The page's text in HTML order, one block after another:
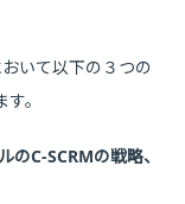
いて以下の３つの
。
のC-SCRMの戦略、